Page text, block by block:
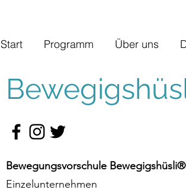
Halloween-Kinderdisco im
Start Programm Über uns
Bewegungsvorschule
Einzelunternehmen